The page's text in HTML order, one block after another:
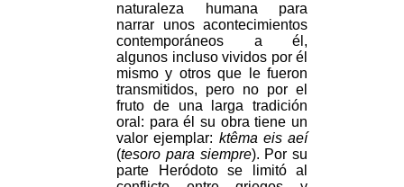
naturaleza humana para
narrar unos acontecimientos
contemporáneos a él,
algunos incluso vividos por él
mismo y otros que le fueron
transmitidos, pero no por el
fruto de una larga tradición
oral: para él su obra tiene un
valor ejemplar: ktêma eis aeí
(tesoro para siempre). Por su
parte Heródoto se limitó al